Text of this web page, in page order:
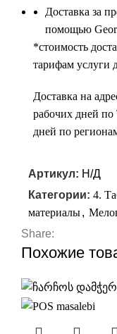
Доставка за
помощью
*cтоимость
тарифам услуги
Доставка на
рабочих дней по
дней по
Артикул: Н/Д
Категории: 4.
материалы,
Share:
Похожие